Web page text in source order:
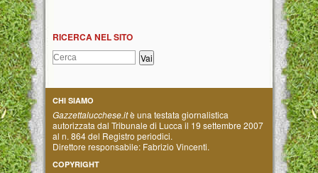
RICERCA NEL SITO
CHI SIAMO
Gazzettalucchese.itè una testata giornalistica
autorizzata dal Tribunale di Lucca il 19 settembre 2007
al n. 864 del Registro periodici.
Direttore responsabile: Fabrizio Vincenti.
COPYRIGHT